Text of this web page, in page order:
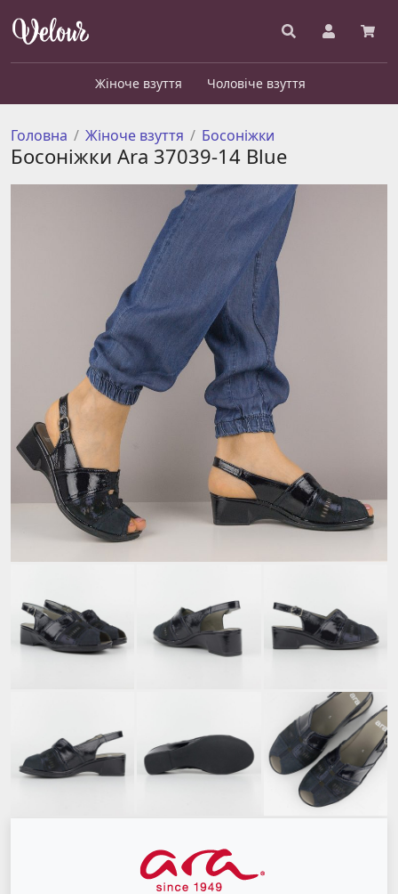
Жіноче взуття Чоловіче взуття
Головна Жіноче взуття Босоніжки
Босоніжки Ara 37039-14 Blue